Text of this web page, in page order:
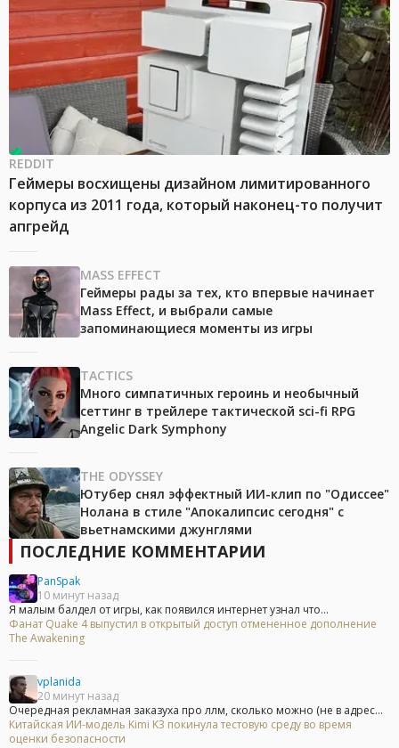
REDDIT
Геймеры восхищены дизайном лимитированного
корпуса из 2011 года, который наконец-то получит
апгрейд
MASS EFFECT
Геймеры рады за тех, кто впервые начинает
Mass Effect, и выбрали самые
запоминающиеся моменты из игры
TACTICS
Много симпатичных героинь и необычный
сеттинг в трейлере тактической sci-fi RPG
Angelic Dark Symphony
THE ODYSSEY
Ютубер снял эффектный ИИ-клип по "Одиссее"
Нолана в стиле "Апокалипсис сегодня" с
вьетнамскими джунглями
ПОСЛЕДНИЕ КОММЕНТАРИИ
PanSpak
10 минут назад
Я малым балдел от игры, как появился интернет узнал что...
Фанат Quake 4 выпустил в открытый доступ отмененное дополнение
The Awakening
vplanida
20 минут назад
Очередная рекламная заказуха про ллм, сколько можно (не в адрес...
Китайская ИИ-модель Kimi K3 покинула тестовую среду во время
оценки безопасности